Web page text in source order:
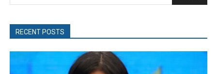
RECENT POSTS